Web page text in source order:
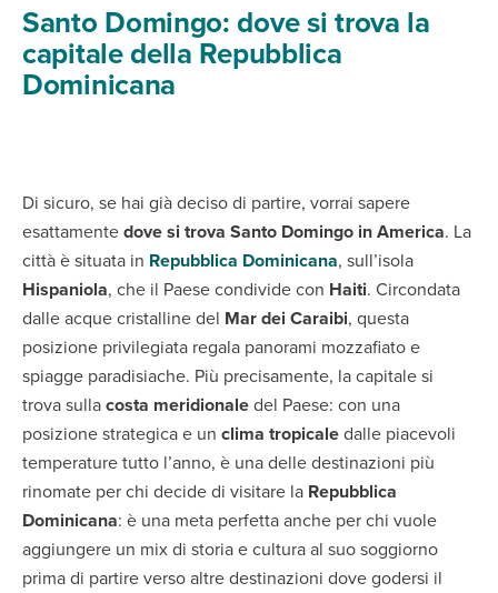
Santo Domingo: dove si trova la
capitale della Repubblica
Dominicana
Di sicuro, se hai già deciso di partire, vorrai sapere
esattamentedove si trova Santo Domingo in America. La
città è situata in Repubblica Dominicana, sull’isola
Hispaniola, che il Paese condivide con Haiti. Circondata
dalle acque cristalline del Mar dei Caraibi, questa
posizione privilegiata regala panorami mozzafiato e
spiagge paradisiache. Più precisamente, la capitale si
trova sullacosta meridionaledel Paese: con una
posizione strategica e un clima tropicaledalle piacevoli
temperature tutto l’anno, è una delle destinazioni più
rinomate per chi decide di visitare la Repubblica
Dominicana: è una meta perfetta anche per chi vuole
aggiungere un mix di storia e cultura al suo soggiorno
prima di partire verso altre destinazioni dove godersi il